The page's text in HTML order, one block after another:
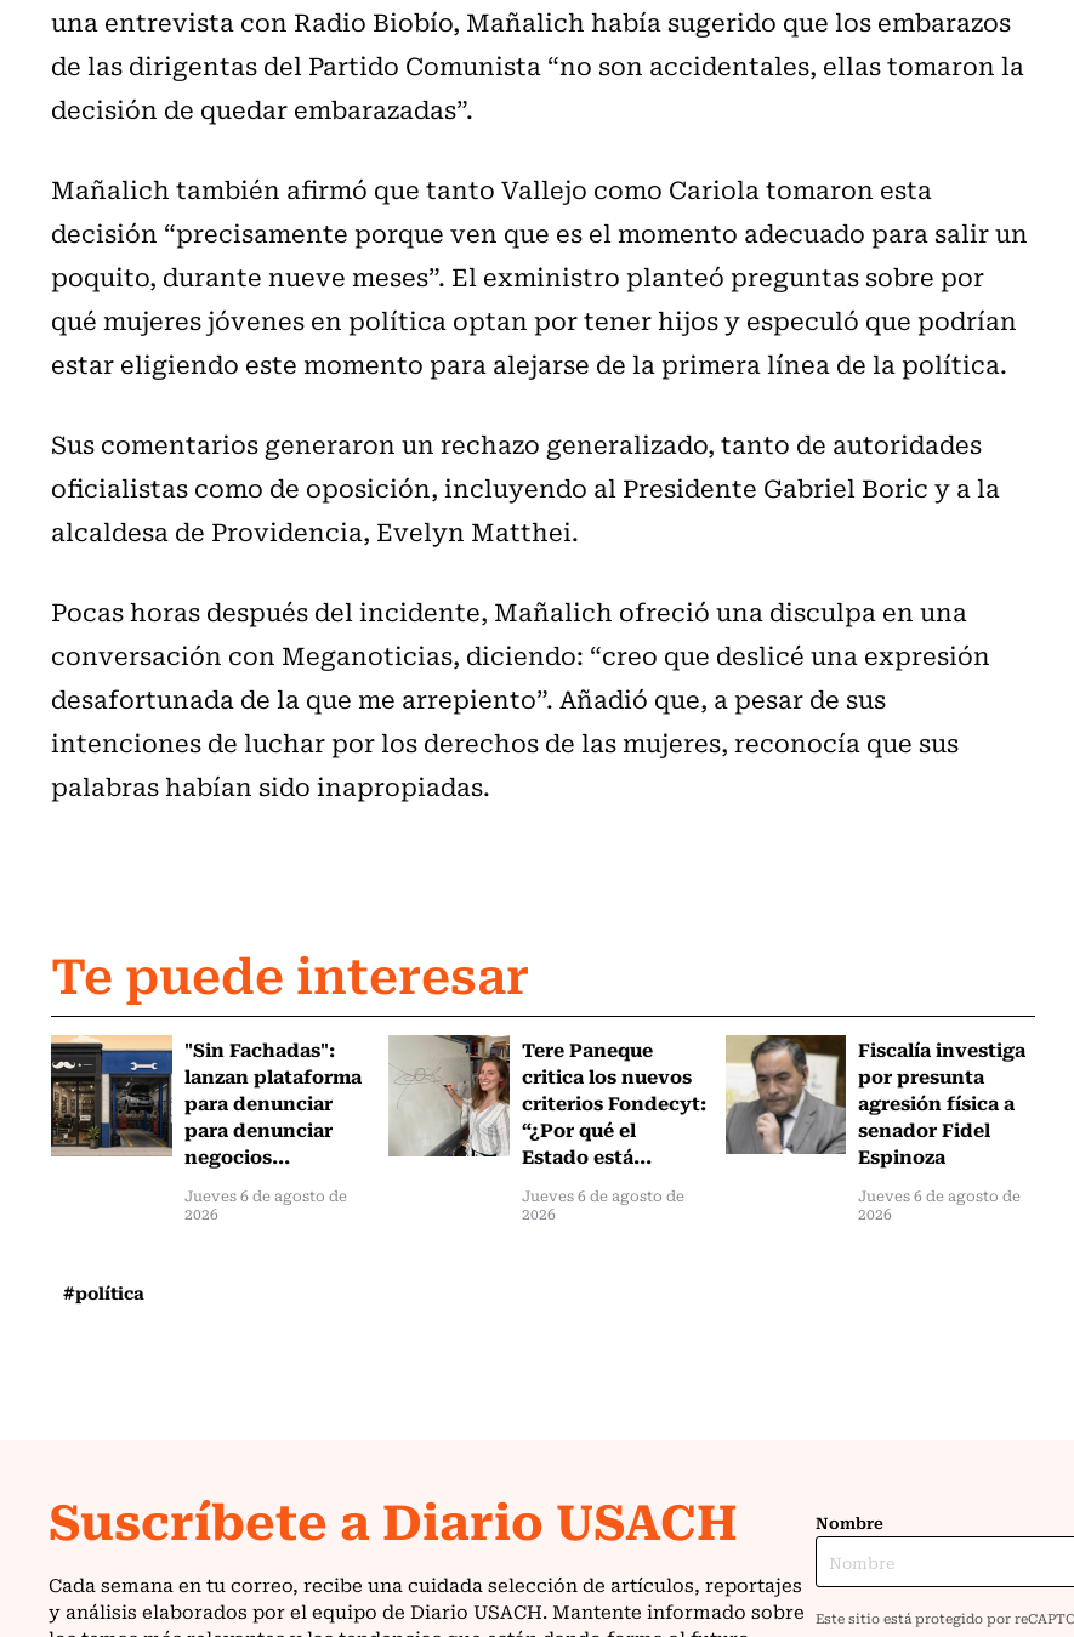
una entrevista con Radio Biobío, Mañalich había sugerido que los embarazos
de las dirigentas del Partido Comunista “no son accidentales, ellas tomaron la
decisión de quedar embarazadas”.
Mañalich también afirmó que tanto Vallejo como Cariola tomaron esta
decisión “precisamente porque ven que es el momento adecuado para salir un
poquito, durante nueve meses”. El exministro planteó preguntas sobre por
qué mujeres jóvenes en política optan por tener hijos y especuló que podrían
estar eligiendo este momento para alejarse de la primera línea de la política.
Sus comentarios generaron un rechazo generalizado, tanto de autoridades
oficialistas como de oposición, incluyendo al Presidente Gabriel Boric y a la
alcaldesa de Providencia, Evelyn Matthei.
Pocas horas después del incidente, Mañalich ofreció una disculpa en una
conversación con Meganoticias, diciendo: “creo que deslicé una expresión
desafortunada de la que me arrepiento”. Añadió que, a pesar de sus
intenciones de luchar por los derechos de las mujeres, reconocía que sus
palabras habían sido inapropiadas.
Te puede interesar
"Sin Fachadas":
lanzan plataforma
para denunciar
para denunciar
negocios...
Jueves 6 de agosto de
2026
Tere Paneque
critica los nuevos
criterios Fondecyt:
“¿Por qué el
Estado está...
Jueves 6 de agosto de
2026
Fiscalía investiga
por presunta
agresión física a
senador Fidel
Espinoza
Jueves 6 de agosto de
2026
#política